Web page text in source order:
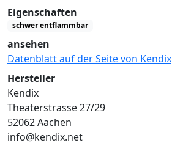
Eigenschaften
schwer entflammbar
ansehen
Datenblatt auf der Seite von Kendix
Hersteller
Kendix
Theaterstrasse 27/29
52062 Aachen
info@kendix.net